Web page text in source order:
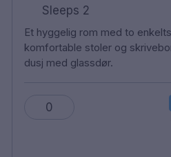
Gratis WiFi
TV
Hårføner
Gratis toalettsaker
Bar
Barneseng mot et
Ekstraseng mot et
Sleeps 2
Et hyggelig rom med to
komfortable stoler og
dusj med glassdør.
0